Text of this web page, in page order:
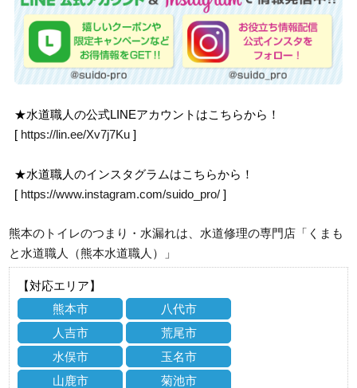
★水道職人の公式LINEアカウントはこちらから！
[ https://lin.ee/Xv7j7Ku ]
★水道職人のインスタグラムはこちらから！
[ https://www.instagram.com/suido_pro/ ]
熊本のトイレのつまり・水漏れは、水道修理の専門店「くまも
と水道職人（熊本水道職人）」
【対応エリア】
熊本市
八代市
人吉市
荒尾市
水俣市
玉名市
山鹿市
菊池市